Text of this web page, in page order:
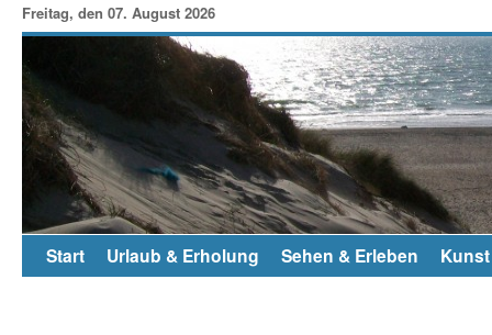
Freitag, den 07. August 2026
Start Urlaub & Erholung Sehen & Erleben